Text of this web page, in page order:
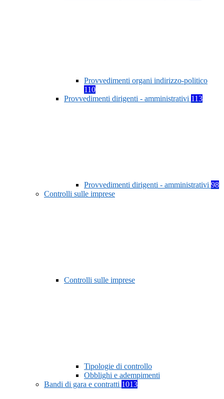
Provvedimenti organi indirizzo-politico
110
Provvedimenti dirigenti - amministrativi 113
Provvedimenti dirigenti - amministrativi 98
Controlli sulle imprese
Controlli sulle imprese
Tipologie di controllo
Obblighi e adempimenti
Bandi di gara e contratti 1013